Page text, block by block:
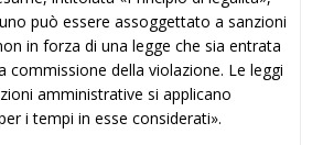
può essere assoggettato a sanzioni
in forza di una legge che sia entrata
commissione della violazione. Le leggi
amministrative si applicano
i tempi in esse considerati».